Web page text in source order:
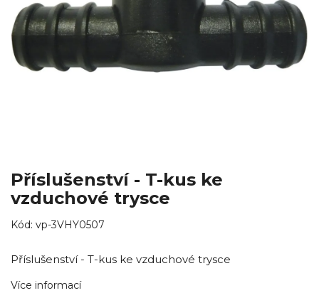
Příslušenství - T-kus ke
vzduchové trysce
Kód: vp-3VHY0507
Příslušenství - T-kus ke vzduchové trysce
Více informací